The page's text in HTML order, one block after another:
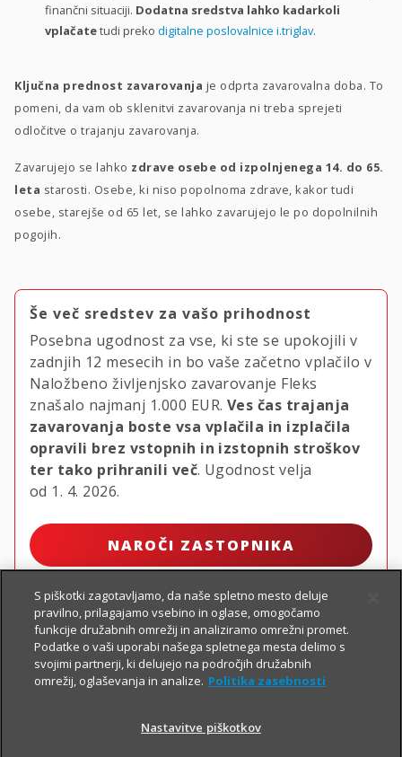
finančni situaciji. Dodatna sredstva lahko kadarkoli
vplačatetudi preko digitalne poslovalnice i.triglav.
Ključna prednost zavarovanja je odprta zavarovalna doba. To
pomeni, da vam ob sklenitvi zavarovanja ni treba sprejeti
odločitve o trajanju zavarovanja.
Zavarujejo se lahko zdrave osebe od izpolnjenega 14. do 65.
leta starosti. Osebe, ki niso popolnoma zdrave, kakor tudi
osebe, starejše od 65 let, se lahko zavarujejo le po dopolnilnih
pogojih.
Še več sredstev za vašo prihodnost
Posebna ugodnost za vse, ki ste se upokojili v
zadnjih 12 mesecih in bo vaše začetno vplačilo v
Naložbeno življenjsko zavarovanje Fleks
znašalo najmanj 1.000 EUR. Ves čas trajanja
zavarovanja boste vsa vplačila in izplačila
opravili brez vstopnih in izstopnih stroškov
ter tako prihranili več. Ugodnost velja
od 1. 4. 2026.
NAROČI ZASTOPNIKA
01 2864 000
S piškotki zagotavljamo, da naše spletno mesto deluje
pravilno, prilagajamo vsebino in oglase, omogočamo
funkcije družabnih omrežij in analiziramo omrežni promet.
Podatke o vaši uporabi našega spletnega mesta delimo s
svojimi partnerji, ki delujejo na področjih družabnih
omrežij, oglaševanja in analize. Politika zasebnosti
Nastavitve piškotkov